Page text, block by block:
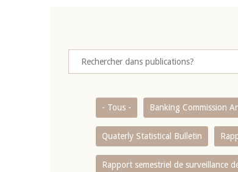
- Tous - Banking Commission
Quaterly Statistical Bulletin
Rapport semestriel de surveillance